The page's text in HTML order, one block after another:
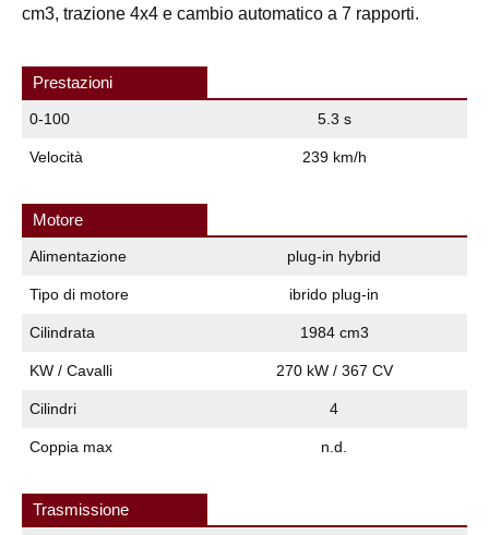
cm3, trazione 4x4 e cambio automatico a 7 rapporti.
Prestazioni
0-100 5.3 s
Velocità 239 km/h
Motore
Alimentazione plug-in hybrid
Tipo di motore ibrido plug-in
Cilindrata 1984 cm3
KW / Cavalli 270 kW / 367 CV
Cilindri 4
Coppia max n.d.
Trasmissione